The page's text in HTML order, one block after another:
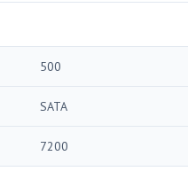
500
SATA
7200